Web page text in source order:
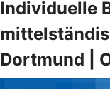
Individuelle
Dortmund |